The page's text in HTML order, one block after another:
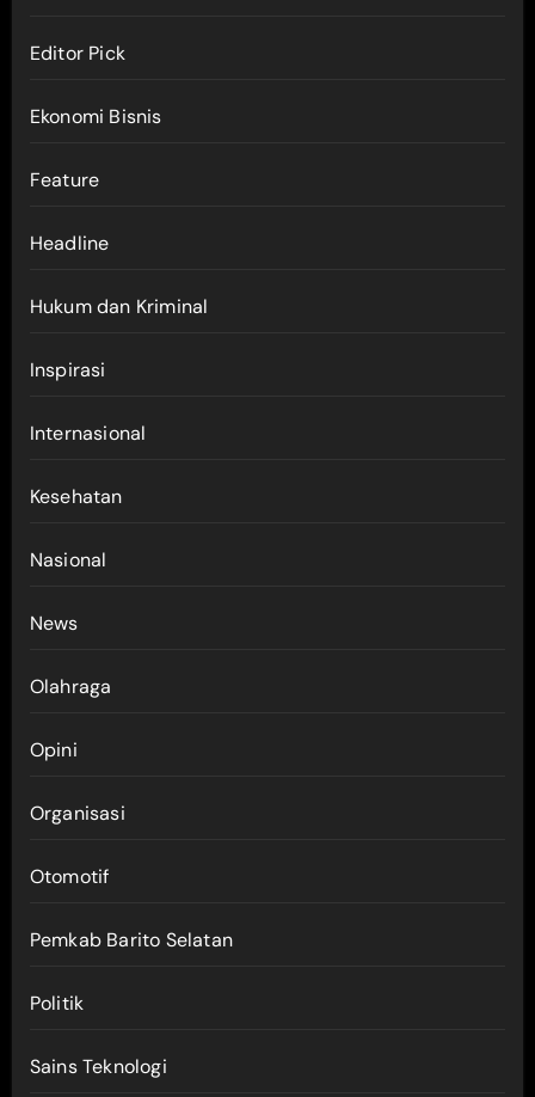
Editor Pick
Ekonomi Bisnis
Feature
Headline
Hukum dan Kriminal
Inspirasi
Internasional
Kesehatan
Nasional
News
Olahraga
Opini
Organisasi
Otomotif
Pemkab Barito Selatan
Politik
Sains Teknologi